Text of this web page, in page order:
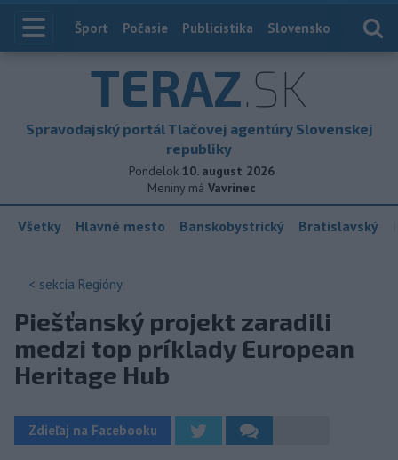
Index
Šport Počasie Publicistika Slovensko
TERAZ.SK
Spravodajský portál Tlačovej agentúry Slovenskej
republiky
Pondelok 10. august 2026
Meniny má Vavrinec
Všetky Hlavné mesto Banskobystrický Bratislavský
< sekcia Regióny
Piešťanský projekt zaradili
medzi top príklady European
Heritage Hub
Zdieľaj na Facebooku